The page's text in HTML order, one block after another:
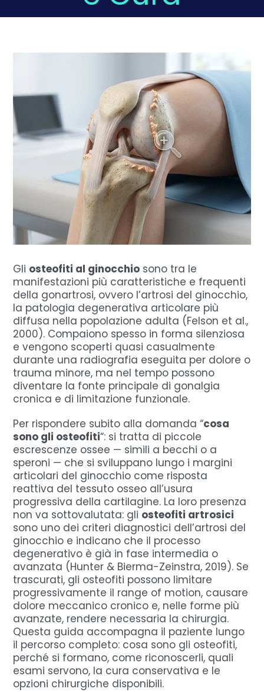
Press
Gli osteofiti al ginocchio sono tra le
manifestazioni più caratteristiche e frequenti
della gonartrosi, ovvero l’artrosi del ginocchio,
la patologia degenerativa articolare più
diffusa nella popolazione adulta (Felson et al.,
2000). Compaiono spesso in forma silenziosa
e vengono scoperti quasi casualmente
durante una radiografia eseguita per dolore o
trauma minore, ma nel tempo possono
diventare la fonte principale di gonalgia
cronica e di limitazione funzionale.
Per rispondere subito alla domanda “cosa
sono gli osteofiti“: si tratta di piccole
escrescenze ossee — simili a becchi o a
speroni — che si sviluppano lungo i margini
articolari del ginocchio come risposta
reattiva del tessuto osseo all’usura
progressiva della cartilagine. La loro presenza
non va sottovalutata: gli osteofiti artrosici
sono uno dei criteri diagnostici dell’artrosi del
ginocchio e indicano che il processo
degenerativo è già in fase intermedia o
avanzata (Hunter & Bierma-Zeinstra, 2019). Se
trascurati, gli osteofiti possono limitare
progressivamente il range of motion, causare
dolore meccanico cronico e, nelle forme più
avanzate, rendere necessaria la chirurgia.
Questa guida accompagna il paziente lungo
il percorso completo: cosa sono gli osteofiti,
perché si formano, come riconoscerli, quali
esami servono, la cura conservativa e le
opzioni chirurgiche disponibili.